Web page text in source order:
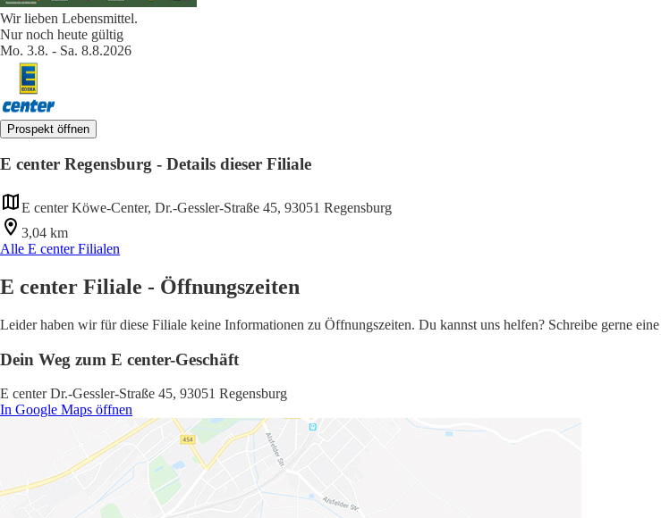
Wir lieben Lebensmittel.
Nur noch heute gültig
Mo. 3.8. - Sa. 8.8.2026
Prospekt öffnen
E center Regensburg - Details dieser Filiale
E center Köwe-Center, Dr.-Gessler-Straße 45, 93051 Regensburg
3,04 km
Alle E center Filialen
E center Filiale - Öffnungszeiten
Leider haben wir für diese Filiale keine Informationen zu Öffnungszeiten. Du kannst uns helfen? Schreibe gerne
Dein Weg zum E center-Geschäft
E center Dr.-Gessler-Straße 45, 93051 Regensburg
In Google Maps öffnen